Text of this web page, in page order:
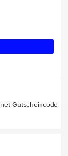
Gutscheincode